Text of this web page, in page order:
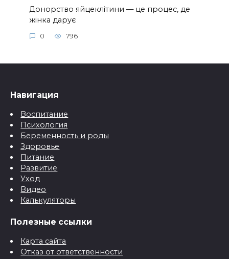
Донорство яйцеклітини — це процес, де
жінка дарує
0 796
Навигация
Воспитание
Психология
Беременность и роды
Здоровье
Питание
Развитие
Уход
Видео
Калькуляторы
Полезные ссылки
Карта сайта
Отказ от ответственности